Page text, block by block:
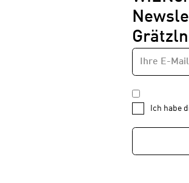
Newsletter
1
von
1
E-
MAIL-
ADRESSE
*
Ich habe